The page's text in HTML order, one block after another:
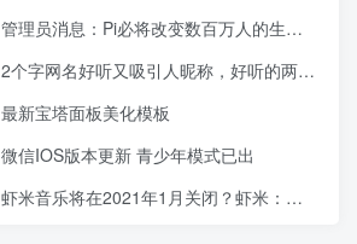
管理员消息：Pi必将改变数百万人的生活，并帮助他们实现梦想！
2个字网名好听又吸引人昵称，好听的两个字的网名大全
最新宝塔面板美化模板
微信IOS版本更新 青少年模式已出
虾米音乐将在2021年1月关闭？虾米：不予置评